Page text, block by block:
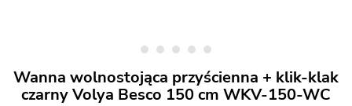
Wanna wolnostojąca przyścienna + klik-klak
czarny Volya Besco 150 cm WKV-150-WC